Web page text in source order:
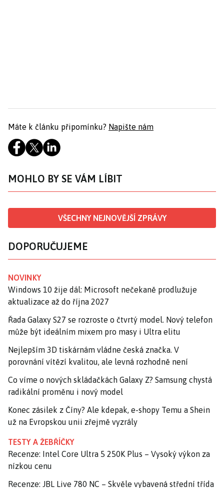
Máte k článku připomínku? Napište nám
MOHLO BY SE VÁM LÍBIT
VŠECHNY NEJNOVĚJŠÍ ZPRÁVY
DOPORUČUJEME
NOVINKY
Windows 10 žije dál: Microsoft nečekaně prodlužuje
aktualizace až do října 2027
Řada Galaxy S27 se rozroste o čtvrtý model. Nový telefon
může být ideálním mixem pro masy i Ultra elitu
Nejlepším 3D tiskárnám vládne česká značka. V
porovnání vítězí kvalitou, ale levná rozhodně není
Co víme o nových skládačkách Galaxy Z? Samsung chystá
radikální proměnu i nový model
Konec zásilek z Číny? Ale kdepak, e-shopy Temu a Shein
už na Evropskou unii zřejmě vyzrály
TESTY A ŽEBŘÍČKY
Recenze: Intel Core Ultra 5 250K Plus – Vysoký výkon za
nízkou cenu
Recenze: JBL Live 780 NC – Skvěle vybavená střední třída